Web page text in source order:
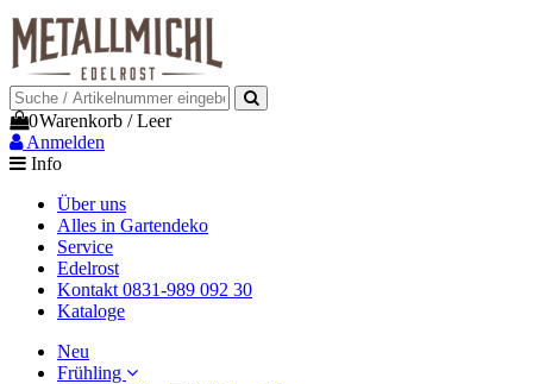
0Warenkorb /Leer
Anmelden
Info
Über uns
Alles in Gartendeko
Service
Edelrost
Kontakt 0831-989 092 30
Kataloge
Neu
Frühling